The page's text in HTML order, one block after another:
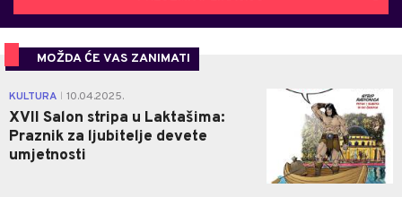
MOŽDA ĆE VAS ZANIMATI
KULTURA 10.04.2025.
XVII Salon stripa u Laktašima:
Praznik za ljubitelje devete
umjetnosti